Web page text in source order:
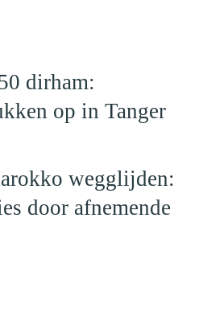
dirham:
op in Tanger
wegglijden:
door afnemende